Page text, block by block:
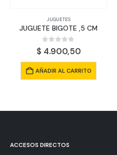
JUGUETES
JUGUETE BIGOTE ,5 CM
0out of 5
$ 4.900,50
AÑADIR AL CARRITO
ACCESOS DIRECTOS